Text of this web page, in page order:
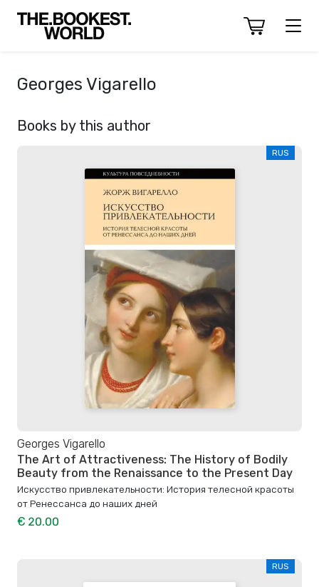
Georges Vigarello
Books by this author
RUS
Georges Vigarello
The Art of Attractiveness: The History of Bodily
Beauty from the Renaissance to the Present Day
Искусство привлекательности: История телесной красоты
от Ренессанса до наших дней
€ 20.00
RUS